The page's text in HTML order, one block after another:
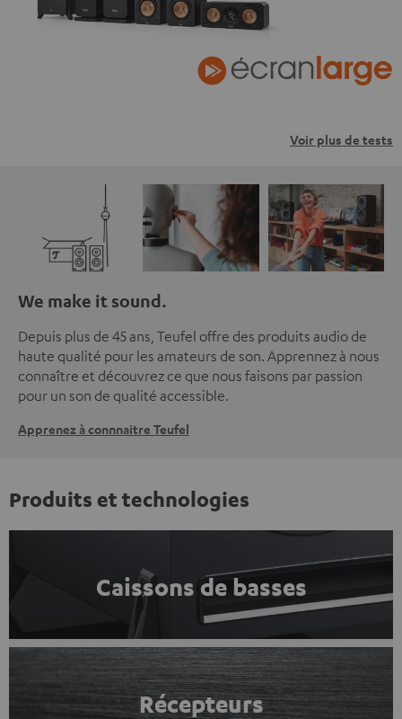
Voir plus de tests
We make it sound.
Depuis plus de 45 ans, Teufel offre des produits audio de
haute qualité pour les amateurs de son. Apprennez à nous
connaître et découvrez ce que nous faisons par passion
pour un son de qualité accessible.
Apprenez à connnaitre Teufel
Produits et technologies
Caissons de basses
Récepteurs